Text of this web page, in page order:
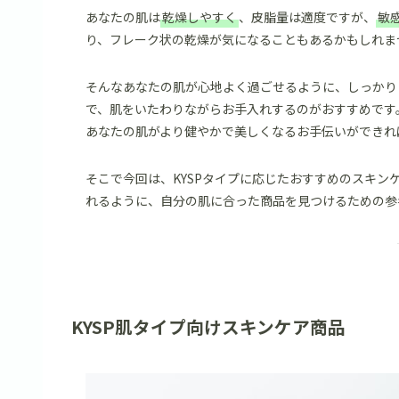
あなたの肌は乾燥しやすく、皮脂量は適度ですが、 敏
り、フレーク状の乾燥が気になることもあるかもしれ
そんなあなたの肌が心地よく過ごせるように、しっか
で、肌をいたわりながらお手入れするのがおすすめで
あなたの肌がより健やかで美しくなるお手伝いができ
そこで今回は、KYSPタイプに応じたおすすめのスキ
れるように、自分の肌に合った商品を見つけるための
KYSP肌タイプ向けスキンケア商品